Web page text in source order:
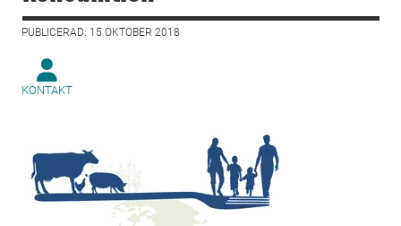
PUBLICERAD: 15 OKTOBER 2018
KONTAKT